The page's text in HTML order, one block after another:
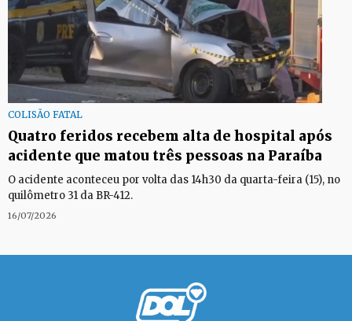
COLISÃO FATAL
Quatro feridos recebem alta de hospital após
acidente que matou três pessoas na Paraíba
O acidente aconteceu por volta das 14h30 da quarta-feira (15), no
quilômetro 31 da BR-412.
16/07/2026